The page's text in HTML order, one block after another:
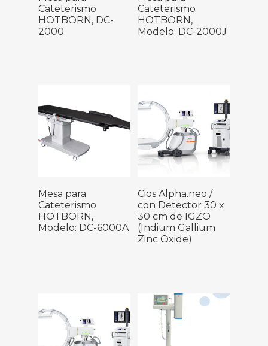
Cateterismo
HOTBORN, DC-
2000
Cateterismo
HOTBORN,
Modelo: DC-2000J
Leer Más
Mesa para
Cateterismo
HOTBORN,
Modelo: DC-6000A
Leer Más
Cios Alpha.neo /
con Detector 30 x
30 cm de IGZO
(Indium Gallium
Zinc Oxide)